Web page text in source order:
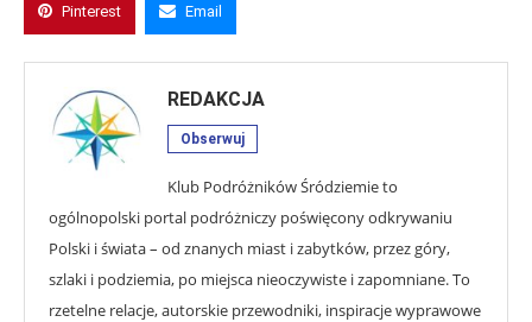
Pinterest Email
REDAKCJA
Obserwuj
Klub Podróżników Śródziemie to
ogólnopolski portal podróżniczy poświęcony odkrywaniu
Polski i świata – od znanych miast i zabytków, przez góry,
szlaki i podziemia, po miejsca nieoczywiste i zapomniane. To
rzetelne relacje, autorskie przewodniki, inspiracje wyprawowe